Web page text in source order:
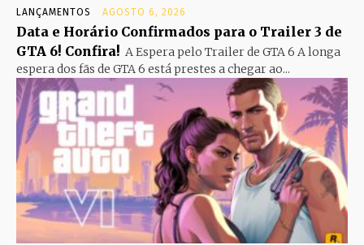
LANÇAMENTOS AGOSTO 6, 2026
Data e Horário Confirmados para o Trailer 3 de
GTA 6! Confira! A Espera pelo Trailer de GTA 6 A longa
espera dos fãs de GTA 6 está prestes a chegar ao...